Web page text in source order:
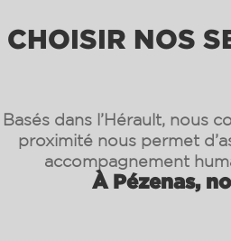
NOS
Basés dans l’Hérault, nous
proximité nous permet
accompagnement
À Pézenas,